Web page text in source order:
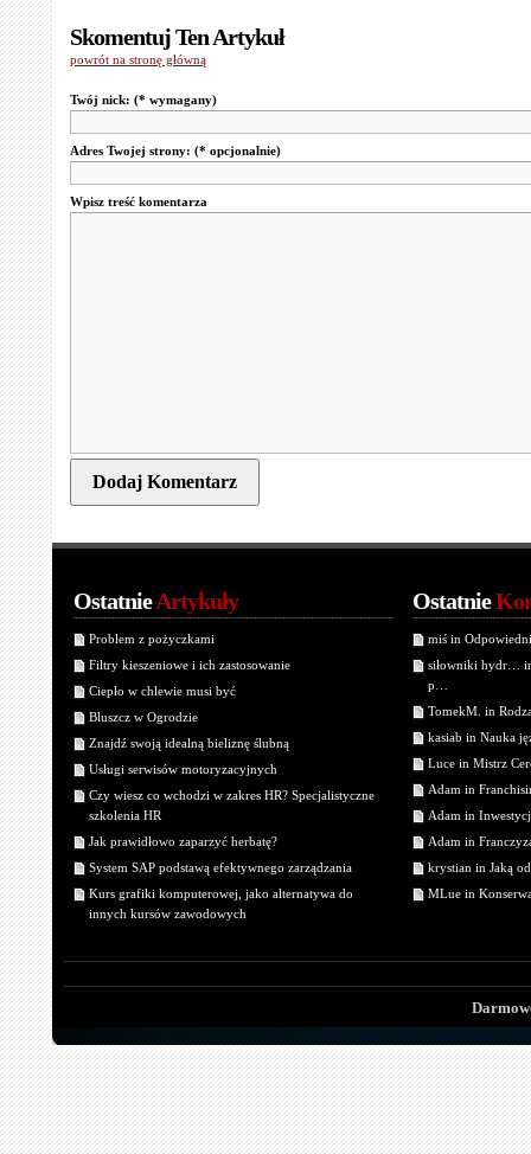
Skomentuj Ten Artykuł
powrót na stronę główną
Twój nick: (* wymagany)
Adres Twojej strony: (* opcjonalnie)
Wpisz treść komentarza
OstatnieArtykuły
Problem z pożyczkami
Filtry kieszeniowe i ich zastosowanie
Ciepło w chlewie musi być
Bluszcz w Ogrodzie
Znajdź swoją idealną bieliznę ślubną
Usługi serwisów motoryzacyjnych
Czy wiesz co wchodzi w zakres HR? Specjalistyczne
szkolenia HR
Jak prawidłowo zaparzyć herbatę?
System SAP podstawą efektywnego zarządzania
Kurs grafiki komputerowej, jako alternatywa do
innych kursów zawodowych
Ostatnie
miś in
siłowniki hydr…
p…
TomekM. in
kasiab in Nauka
Luce in Mistrz
Adam in
Adam in
Adam in
krystian in Jaką
MLue in